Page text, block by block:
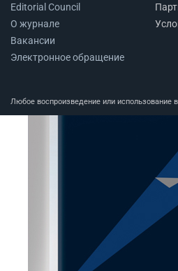
Editorial Council
О журнале
Вакансии
Электронное обращение
Любое воспроизведение или использование